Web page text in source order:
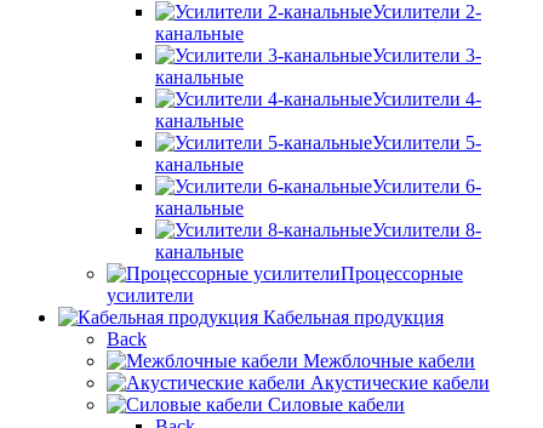
Усилители 2-
канальные
Усилители 3-
канальные
Усилители 4-
канальные
Усилители 5-
канальные
Усилители 6-
канальные
Усилители 8-
канальные
Процессорные
усилители
Кабельная продукция
Back
Межблочные кабели
Акустические кабели
Силовые кабели